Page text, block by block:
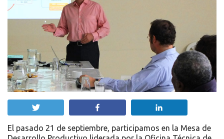
El pasado 21 de septiembre, participamos en la Mesa de